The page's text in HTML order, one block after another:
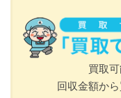
買取
回収金額か